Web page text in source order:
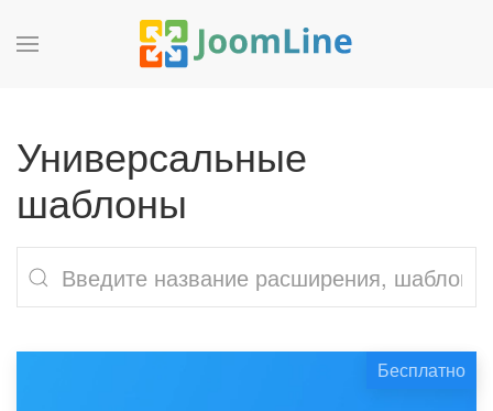
Универсальные
шаблоны
Бесплатно